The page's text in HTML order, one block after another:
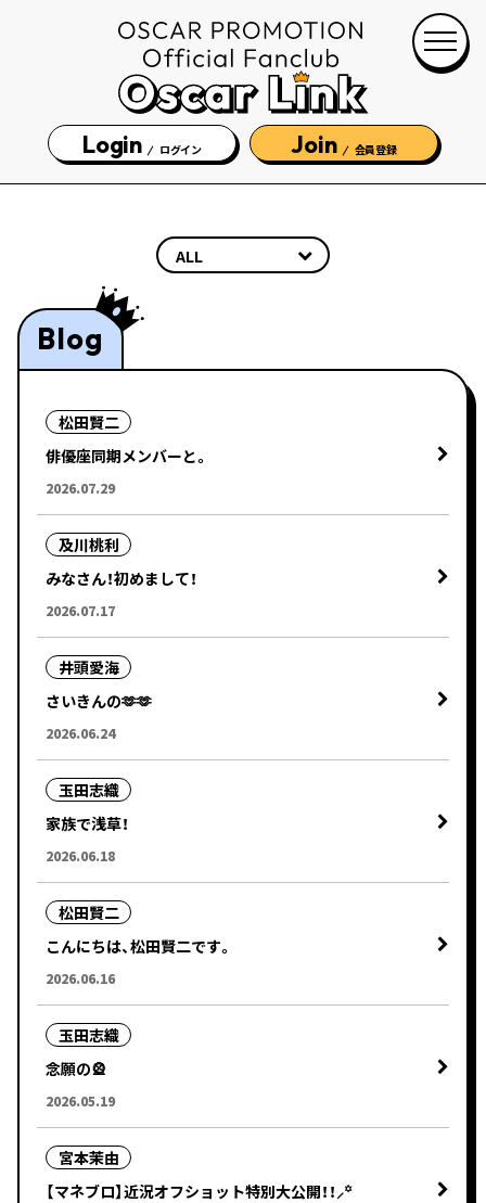
Login ログイン Join 会員登録
Blog
松田賢二
俳優座同期メンバーと。
2026.07.29
及川桃利
みなさん！初めまして！
2026.07.17
井頭愛海
さいきんの🫶🫶
2026.06.24
玉田志織
家族で浅草！
2026.06.18
松田賢二
こんにちは、松田賢二です。
2026.06.16
玉田志織
念願の🎡
2026.05.19
宮本茉由
【マネブロ】近況オフショット特別大公開！！⸝꙳